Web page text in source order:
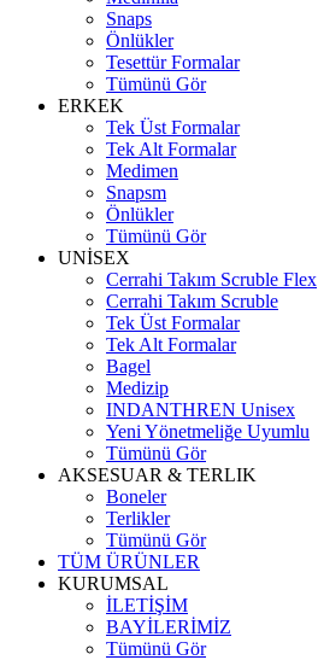
Snaps
Önlükler
Tesettür Formalar
Tümünü Gör
ERKEK
Tek Üst Formalar
Tek Alt Formalar
Medimen
Snapsm
Önlükler
Tümünü Gör
UNİSEX
Cerrahi Takım Scruble Flex
Cerrahi Takım Scruble
Tek Üst Formalar
Tek Alt Formalar
Bagel
Medizip
INDANTHREN Unisex
Yeni Yönetmeliğe Uyumlu
Tümünü Gör
AKSESUAR & TERLIK
Boneler
Terlikler
Tümünü Gör
TÜM ÜRÜNLER
KURUMSAL
İLETİŞİM
BAYİLERİMİZ
Tümünü Gör